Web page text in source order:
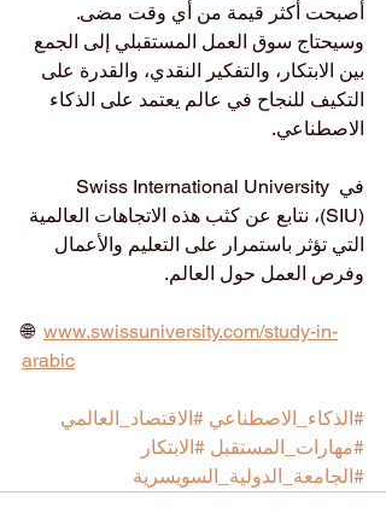
أصبحت أكثر قيمة من أي وقت مضى.
وسيحتاج سوق العمل المستقبلي إلى الجمع
بين الابتكار، والتفكير النقدي، والقدرة على
التكيف للنجاح في عالم يعتمد على الذكاء
الاصطناعي.
في Swiss International University
(SIU)، نتابع عن كثب هذه الاتجاهات العالمية
التي تؤثر باستمرار على التعليم والأعمال
وفرص العمل حول العالم.
🌐 www.swissuniversity.com/study-in-
arabic
#الذكاء_الاصطناعي #الاقتصاد_العالمي
#مهارات_المستقبل #الابتكار
#الجامعة_الدولية_السويسرية